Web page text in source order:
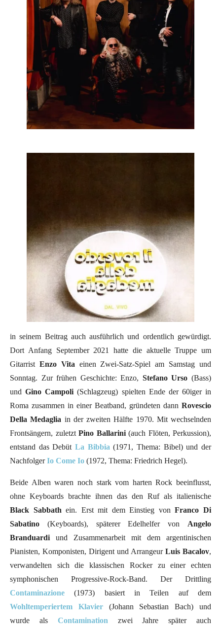
in seinem Beitrag auch ausführlich und ordentlich gewürdigt.
Dort Anfang September 2021 hatte die aktuelle Truppe um
Gitarrist Enzo Vita einen Zwei-Satz-Spiel am Samstag und
Sonntag. Zur frühen Geschichte: Enzo, Stefano Urso (Bass)
undGino Campoli (Schlagzeug) spielten Ende der 60iger in
Roma zusammen in einer Beatband, gründeten dann Rovescio
Della Medaglia in der zweiten Hälfte 1970. Mit wechselnden
Frontsängern, zuletzt Pino Ballarini(auch Flöten, Perkussion),
entstand das Debüt La Bibbia (1971, Thema: Bibel) und der
NachfolgerIo Come Io (1972, Thema: Friedrich Hegel).
Beide Alben waren noch stark vom harten Rock beeinflusst,
ohne Keyboards brachte ihnen das den Ruf als italienische
Black Sabbath ein. Erst mit dem Einstieg vonFranco Di
Sabatino (Keyboards), späterer Edelhelfer von Angelo
Branduardi und Zusammenarbeit mit dem argentinischen
Pianisten, Komponisten, Dirigent und Arrangeur Luis Bacalov,
verwandelten sich die klassischen Rocker zu einer echten
symphonischen Progressive-Rock-Band. Der Drittling
Contaminazione (1973) basiert in Teilen auf dem
Wohltemperiertem Klavier(Johann Sebastian Bach) und
wurde als Contamination zwei Jahre später auch